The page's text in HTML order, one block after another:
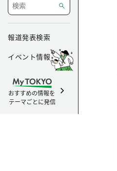
報道発表検索
イベント情報
おすすめの情報を
テーマごとに発信